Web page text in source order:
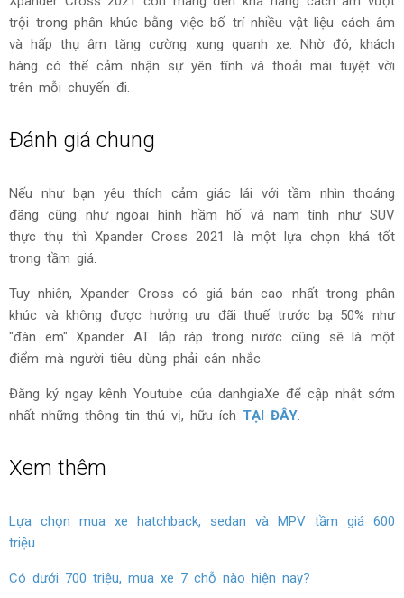
thân xe và giảm thiểu khả năng xảy ra tai nạn trong các tình
huống khi xe đang vận hành.
• Hệ thống kiểm soát lực kéo (TCL): Giúp tăng sự ổn định của xe
và kiểm soát xe tốt hơn trên địa hình trơn trượt.
• Hệ thống hỗ trợ khởi hành ngang dốc (HSA): Ngăn xe không bị
trôi về phía sau trong trường hợp dừng và khởi hành ở ngang dốc
• Cảnh báo phanh khẩn cấp (ESS): Hệ thống phát ra những tín
hiệu cảnh báo nguy hiểm khi phanh đột ngột, nhằm đảm bảo
• Cơ cấu căng đai tự động: Đai an toàn sẽ tự siết chặt để bảo vệ
tài xế và hành khách khi có va chạm phía trước.
Xpander Cross 2021 còn mang đến khả năng cách âm vượt
và hấp thụ âm tăng cường xung quanh xe. Nhờ đó, khách
hàng có thể cảm nhận sự yên tĩnh và thoải mái tuyệt vời
trên mỗi chuyến đi.
Đánh giá chung
đãng cũng như ngoại hình hầm hố và nam tính như SUV
Tuy nhiên, Xpander Cross có giá bán cao nhất trong phân
"đàn em" Xpander AT lắp ráp trong nước cũng sẽ là một